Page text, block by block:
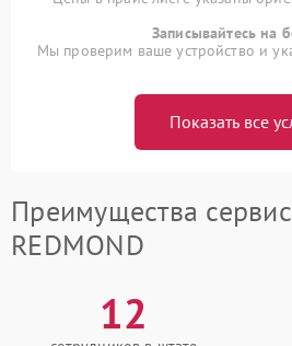
Записывайтесь на
Мы проверим ваше устройство и
Показать все
Преимущества
REDMOND
12